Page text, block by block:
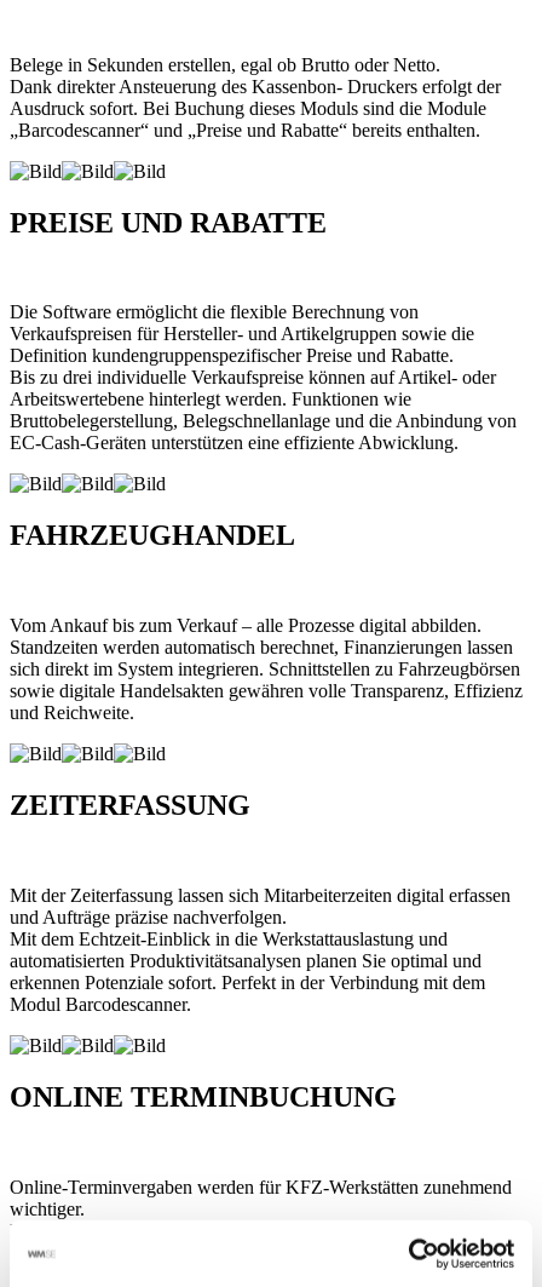
Belege in Sekunden erstellen, egal ob Brutto oder Netto.
Dank direkter Ansteuerung des Kassenbon- Druckers erfolgt der
Ausdruck sofort. Bei Buchung dieses Moduls sind die Module
„Barcodescanner“ und „Preise und Rabatte“ bereits enthalten.
PREISE UND RABATTE
Die Software ermöglicht die flexible Berechnung von
Verkaufspreisen für Hersteller- und Artikelgruppen sowie die
Definition kundengruppenspezifischer Preise und Rabatte.
Bis zu drei individuelle Verkaufspreise können auf Artikel- oder
Arbeitswertebene hinterlegt werden. Funktionen wie
Bruttobelegerstellung, Belegschnellanlage und die Anbindung von
EC-Cash-Geräten unterstützen eine effiziente Abwicklung.
FAHRZEUGHANDEL
Vom Ankauf bis zum Verkauf – alle Prozesse digital abbilden.
Standzeiten werden automatisch berechnet, Finanzierungen lassen
sich direkt im System integrieren. Schnittstellen zu Fahrzeugbörsen
sowie digitale Handelsakten gewähren volle Transparenz, Effizienz
und Reichweite.
ZEITERFASSUNG
Mit der Zeiterfassung lassen sich Mitarbeiterzeiten digital erfassen
und Aufträge präzise nachverfolgen.
Mit dem Echtzeit-Einblick in die Werkstattauslastung und
automatisierten Produktivitätsanalysen planen Sie optimal und
erkennen Potenziale sofort. Perfekt in der Verbindung mit dem
Modul Barcodescanner.
ONLINE TERMINBUCHUNG
Online-Terminvergaben werden für KFZ-Werkstätten zunehmend
wichtiger.
Das flexible Buchungssystem passt sich den individuellen
Bedürfnissen an: Sie können frei definieren, welche
Werkstattleistungen wann und zu welchem Preis online buchbar